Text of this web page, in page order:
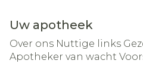
Uw apotheek
Over ons Nuttige links
Apotheker van wacht